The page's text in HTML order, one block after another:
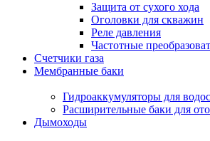
Защита от сухого хода
Оголовки для скважин
Реле давления
Частотные
Счетчики газа
Мембранные баки
Гидроаккумуляторы для
Расширительные баки для
Дымоходы